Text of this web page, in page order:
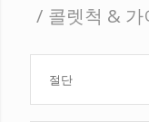
/ 콜렛척 & 가
절단